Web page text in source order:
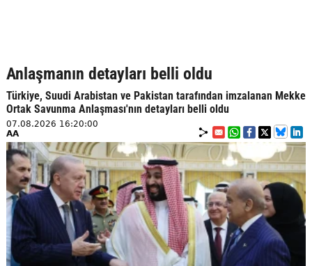
Anlaşmanın detayları belli oldu
Türkiye, Suudi Arabistan ve Pakistan tarafından imzalanan Mekke
Ortak Savunma Anlaşması'nın detayları belli oldu
07.08.2026 16:20:00
AA